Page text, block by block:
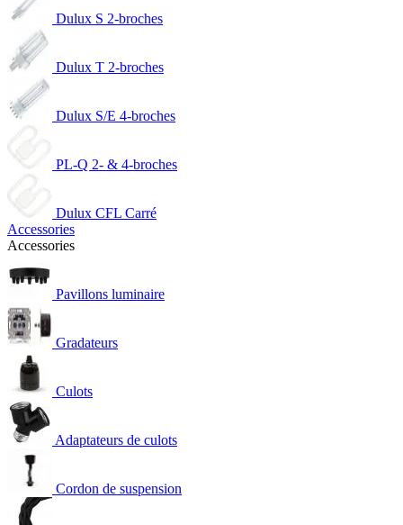
Dulux S 2-broches
Dulux T 2-broches
Dulux S/E 4-broches
PL-Q 2- & 4-broches
Dulux CFL Carré
Accessories
Accessories
Pavillons luminaire
Gradateurs
Culots
Adaptateurs de culots
Cordon de suspension